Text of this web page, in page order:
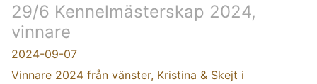
29/6 Kennelmästerskap 2024,
vinnare
2024-09-07
Vinnare 2024 från vänster, Kristina & Skejt i